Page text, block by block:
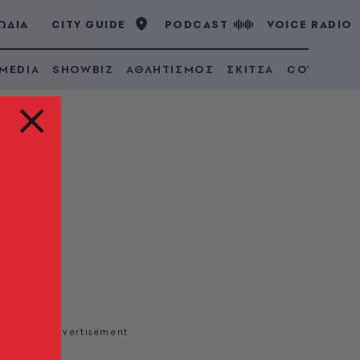
CITY GUIDE PODCAST VOICE RADIO
SHOWBIZ ΑΘΛΗΤΙΣΜΟΣ ΣΚΙΤΣΑ COVID 19